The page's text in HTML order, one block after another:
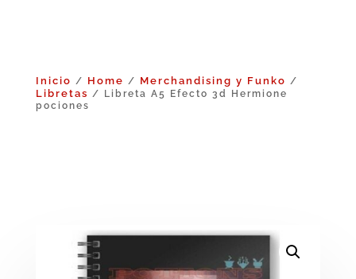
Inicio / Home / Merchandising y Funko /
Libretas / Libreta A5 Efecto 3d Hermione
pociones